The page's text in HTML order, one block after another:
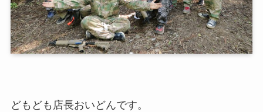
どもども店長おいどんです。